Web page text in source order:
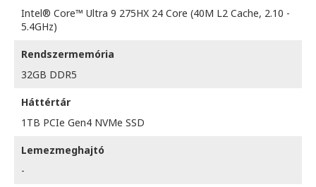
Intel® Core™ Ultra 9 275HX 24 Core (40M L2 Cache, 2.10 -
5.4GHz)
Rendszermemória
32GB DDR5
Háttértár
1TB PCIe Gen4 NVMe SSD
Lemezmeghajtó
-